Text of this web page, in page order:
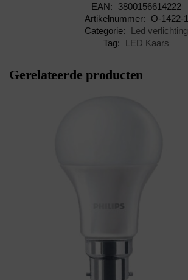
EAN:
3800156614222
Artikelnummer:
O-1422-1
Categorie:
Led verlichting
Tag:
LED Kaars
Gerelateerde producten